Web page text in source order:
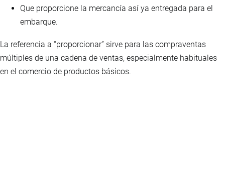
Que proporcione la mercancía así ya entregada para el
embarque.
La referencia a “proporcionar” sirve para las compraventas
múltiples de una cadena de ventas, especialmente habituales
en el comercio de productos básicos.